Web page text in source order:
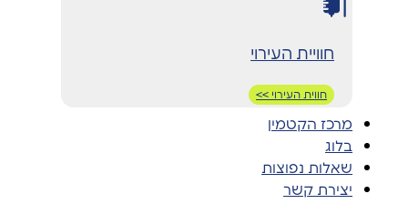
חוויית העירוי
חווית העירוי >>
מרכז הקטמין
בלוג
שאלות נפוצות
יצירת קשר